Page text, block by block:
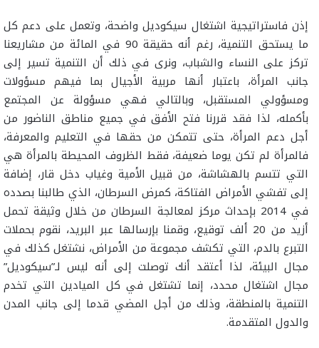
إذن فاستراتيجية اشتغال سيكوديل واضحة، وتعمل على دعم كل
ما يستحق التنمية، رغم أنه حقيقة 90 في المائة من مشاريعنا
تركز على النساء والشباب، ونرى في ذلك أن التنمية تسير إلى
جانب المرأة، باعتبار أنها مربية الأجيال بما فيهم مسؤولات
ومسؤولي المستقبل، وبالتالي فهي مسؤولة عن المجتمع
بأكمله، لذا فقد قررنا فتح الأفق في جميع مناطق الناضور من
أجل دعم المرأة، حتى تتمكن من حقها في التعليم والمعرفة،
فالمرأة لم تكن يوما ضعيفة، فقط الظروف المحيطة بالمرأة هي
التي تتسم بالهشاشة، من قبيل الأمية وغياب دخل قار، إضافة
إلى تفشي الأمراض الفتاكة، كمرض السرطان، الذي طالبنا بصدده
في 2014 بإحداث مركز لمعالجة السرطان من خلال وثيقة تحمل
أزيد من 20 ألف توقيع، وقمنا بإرسالها عبر البريد، نقوم بحملات
التبرع بالدم، التي تكشف مجموعة من الأمراض، نشتغل كذلك في
مجال البيئة، لذا أعتقد أنك توصلت إلى أنه ليس لـ”سيكوديل”
مجال اشتغال محدد، إنما تشتغل في كل الميادين التي تخدم
التنمية بالمنطقة، وذلك من أجل المضي قدما إلى جانب المدن
والدول المتقدمة.